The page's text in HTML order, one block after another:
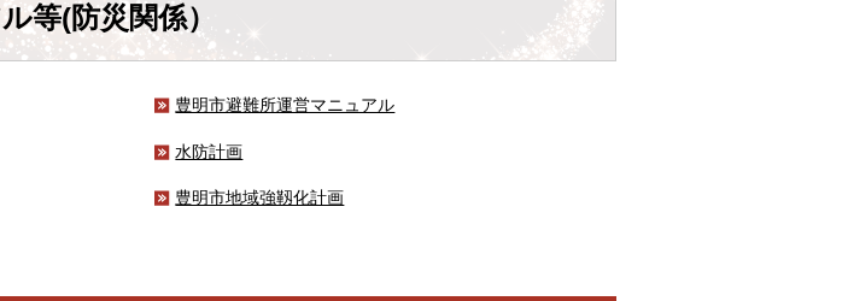
等(防災関係）
豊明市避難所運営マニュアル
水防計画
豊明市地域強靱化計画